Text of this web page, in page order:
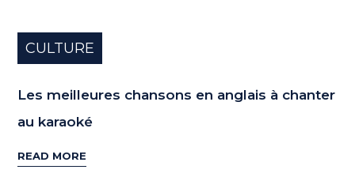
CULTURE
Les meilleures chansons en anglais à chanter
au karaoké
READ MORE